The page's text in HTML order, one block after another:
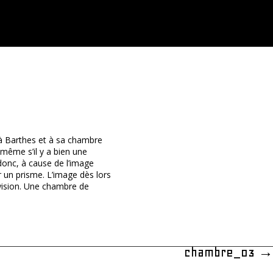
Barthes et à sa chambre
s’il y a bien une
à cause de l’image
prisme. L’image dès lors
Une chambre de
chambre_03 →